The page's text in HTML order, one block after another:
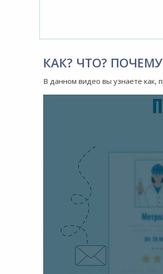
КАК? ЧТО?
В данном видео вы узнаете как,